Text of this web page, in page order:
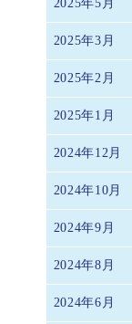
2025年5月
2025年3月
2025年2月
2025年1月
2024年12月
2024年10月
2024年9月
2024年8月
2024年6月